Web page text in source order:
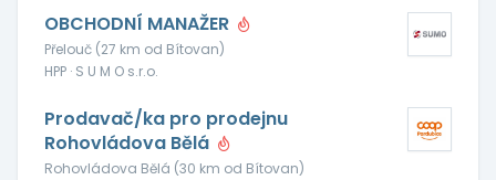
OBCHODNÍ MANAŽER
Přelouč (27 km od Bítovan)
HPP · S U M O s.r.o.
Prodavač/ka pro prodejnu
Rohovládova Bělá
Rohovládova Bělá (30 km od Bítovan)